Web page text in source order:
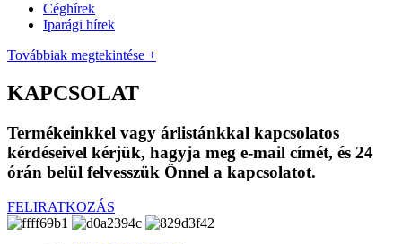
Céghírek
Iparági hírek
Továbbiak megtekintése +
KAPCSOLAT
Termékeinkkel vagy árlistánkkal kapcsolatos
kérdéseivel kérjük, hagyja meg e-mail címét, és 24
órán belül felvesszük Önnel a kapcsolatot.
FELIRATKOZÁS